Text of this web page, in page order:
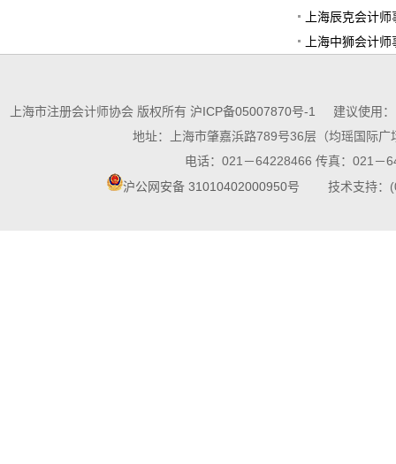
上海辰克会计
上海中狮会计
上海市注册会计师协会 版权所有 沪ICP备05007870号-1
建议使用：
地址：上海市肇嘉浜路789号36层（均瑶国际广
电话：021－64228466 传真：021－
沪公网安备 31010402000950号 技术支持：